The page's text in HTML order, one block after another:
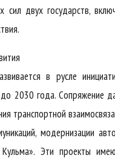
двух государств,
в русле
2030 года. Сопряжение
транспортной
модернизации
Эти проекты